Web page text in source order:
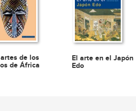
de los
de África
El arte en el Japón
Edo